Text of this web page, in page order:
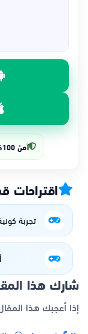
آمن 100%
اقتراحات
تجربة
شارك هذا
إذا أعجبك هذا